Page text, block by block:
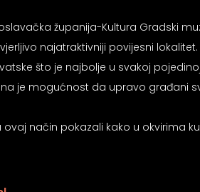
županija-Kultura Gradski
najatraktivniji povijesni lokalitet.
što je najbolje u svakoj
je mogućnost da upravo građani
način pokazali kako u okvirima